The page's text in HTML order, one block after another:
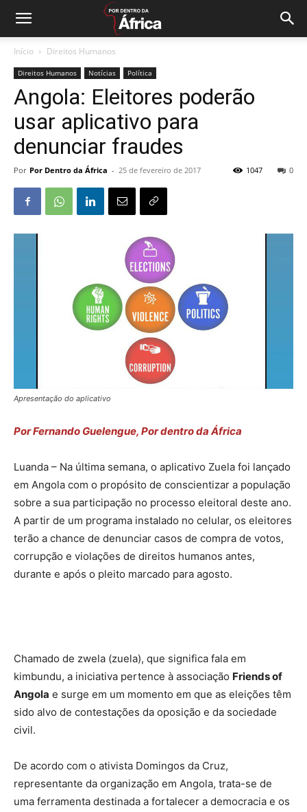
Início Direitos Humanos
Direitos Humanos Notícias Política
Angola: Eleitores poderão
usar aplicativo para
denunciar fraudes
Por Por Dentro da África - 25 de fevereiro de 2017 0
1047
Apresentação do aplicativo
Por Fernando Guelengue, Por dentro da África
Luanda – Na última semana, o aplicativo Zuela foi lançado
em Angola com o propósito de conscientizar a população
sobre a sua participação no processo eleitoral deste ano.
A partir de um programa instalado no celular, os eleitores
terão a chance de denunciar casos de compra de votos,
corrupção e violações de direitos humanos antes,
durante e após o pleito marcado para agosto.
Chamado de zwela (zuela), que significa fala em
kimbundu, a iniciativa pertence à associação Friends of
Angola e surge em um momento em que as eleições têm
sido alvo de contestações da oposição e da sociedade
civil.
De acordo com o ativista Domingos da Cruz,
representante da organização em Angola, trata-se de
uma ferramenta destinada a fortalecer a democracia e os